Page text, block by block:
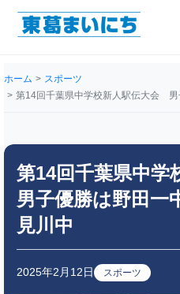
ホーム
スポーツ
第14回千葉県中学校新人駅伝大会 男
第14回千葉県中
男子優勝は野田一
見川中
2025年2月12日 スポーツ